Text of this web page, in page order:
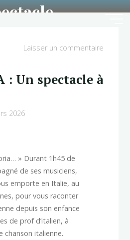
Laisser un commentaire
: Un spectacle à
2026
» Durant 1h45 de
de ses musiciens,
emporte en Italie, au
pour vous raconter
depuis son enfance
de prof d’italien, à
chanson italienne.